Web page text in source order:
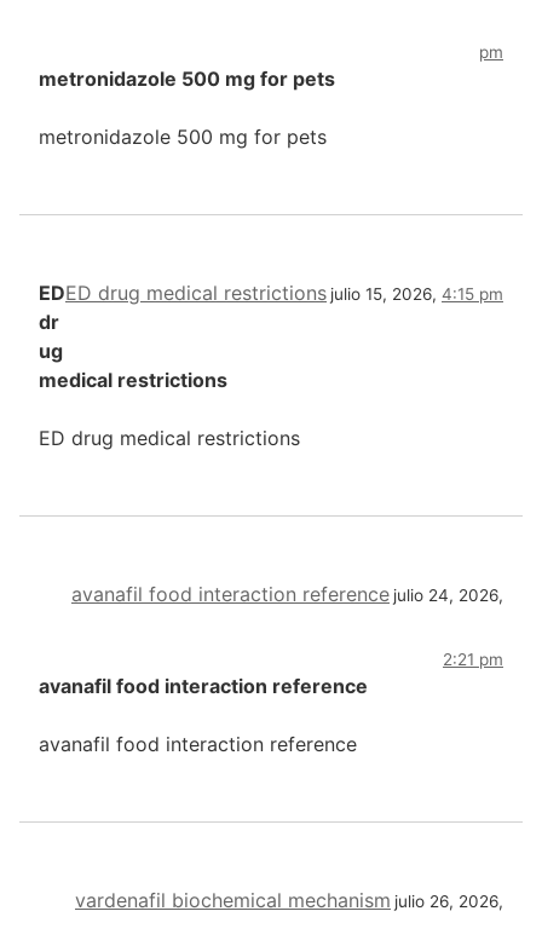
pm
metronidazole 500 mg for pets
metronidazole 500 mg for pets
ED drug medical restrictions julio 15, 2026, 4:15 pm
ED
dr
ug
medical restrictions
ED drug medical restrictions
avanafil food interaction reference julio 24, 2026,
2:21 pm
avanafil food interaction reference
avanafil food interaction reference
vardenafil biochemical mechanism julio 26, 2026,